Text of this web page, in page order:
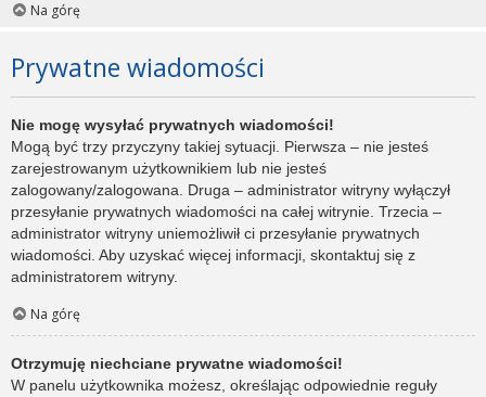
Na górę
Prywatne wiadomości
Nie mogę wysyłać prywatnych wiadomości!
Mogą być trzy przyczyny takiej sytuacji. Pierwsza – nie jesteś
zarejestrowanym użytkownikiem lub nie jesteś
zalogowany/zalogowana. Druga – administrator witryny wyłączył
przesyłanie prywatnych wiadomości na całej witrynie. Trzecia –
administrator witryny uniemożliwił ci przesyłanie prywatnych
wiadomości. Aby uzyskać więcej informacji, skontaktuj się z
administratorem witryny.
Na górę
Otrzymuję niechciane prywatne wiadomości!
W panelu użytkownika możesz, określając odpowiednie reguły